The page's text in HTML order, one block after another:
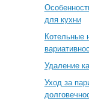
для кухни
Котельные
Удаление
Уход за